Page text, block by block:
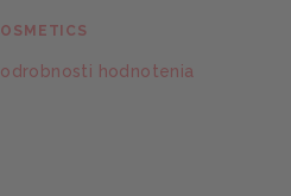
hodnotenia